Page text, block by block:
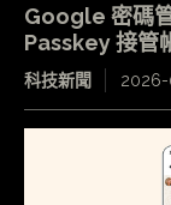
Google 密碼
Passkey 接管
科技新聞